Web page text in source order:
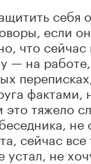
себя
если
что
— на
фактами,
это тяжело
не
сейчас все
устал, не